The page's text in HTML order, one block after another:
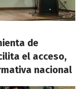
de
el acceso,
nacional